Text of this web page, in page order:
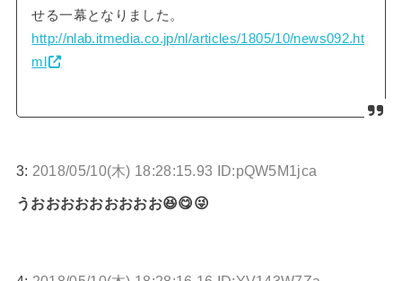
せる一幕となりました。
http://nlab.itmedia.co.jp/nl/articles/1805/10/news092.ht
ml
3: 2018/05/10(木) 18:28:15.93 ID:pQW5M1jca
うおおおおおおおおお😆😋😜